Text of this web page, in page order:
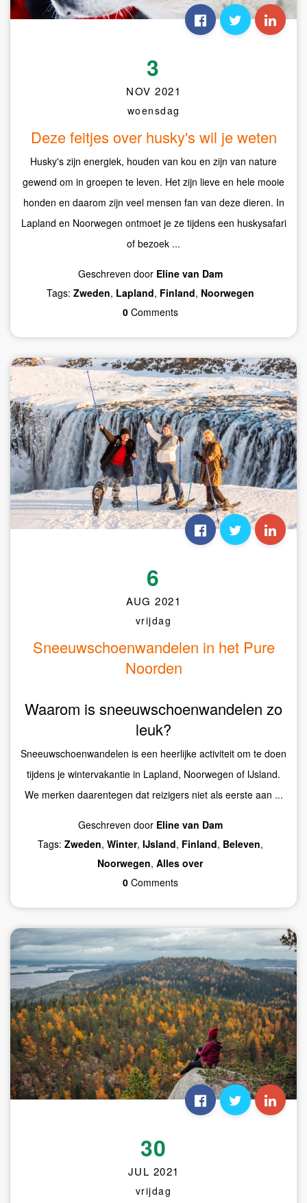
3
NOV 2021
woensdag
Deze feitjes over husky's wil je weten
Husky's zijn energiek, houden van kou en zijn van nature
gewend om in groepen te leven. Het zijn lieve en hele mooie
honden en daarom zijn veel mensen fan van deze dieren. In
Lapland en Noorwegen ontmoet je ze tijdens een huskysafari
of bezoek ...
Geschreven door Eline van Dam
Tags: Zweden, Lapland, Finland, Noorwegen
0Comments
6
AUG 2021
vrijdag
Sneeuwschoenwandelen in het Pure
Noorden
Waarom is sneeuwschoenwandelen zo
leuk?
Sneeuwschoenwandelen is een heerlijke activiteit om te doen
tijdens je wintervakantie in Lapland, Noorwegen of IJsland.
We merken daarentegen dat reizigers niet als eerste aan ...
Geschreven door Eline van Dam
Tags: Zweden, Winter, IJsland, Finland, Beleven,
Noorwegen, Alles over
0Comments
30
JUL 2021
vrijdag